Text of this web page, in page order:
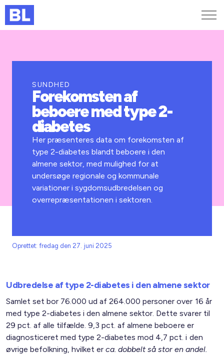
Kurser og arrangementer
Jobportalen
SUNDHED
Forekomsten af
beboere med type 2-
diabetes
Her præsenteres data om forekomsten af
type 2-diabetes blandt beboere i den
almene sektor, med mulighed for at
undersøge regionale og kommunale
variationer i sygdomsudbredelsen og
overrepræsentationen i sektoren.
Oprettet: fredag den 27. juni 2025
Udbredelse af type 2-diabetes i den almene sektor
Samlet set bor 76.000 ud af 264.000 personer over 16 år
med type 2-diabetes i den almene sektor. Dette svarer til
29 pct. af alle tilfælde. 9,3 pct. af almene beboere er
diagnosticeret med type 2-diabetes mod 4,7 pct. i den
øvrige befolkning, hvilket er ca. dobbelt så stor en andel.